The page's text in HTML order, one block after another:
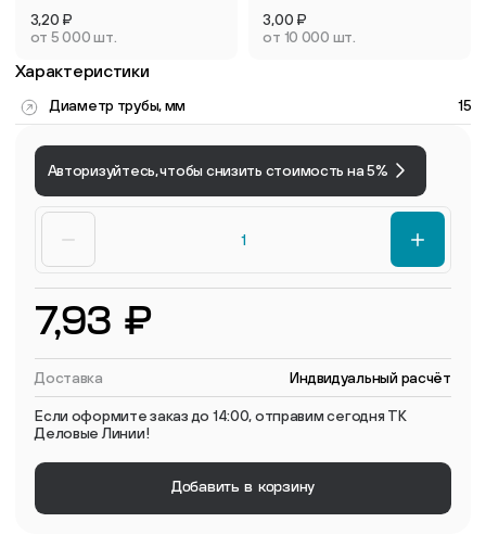
3,20 ₽
от 5 000 шт.
3,00 ₽
от 10 000 шт.
Характеристики
Диаметр трубы, мм 15
Авторизуйтесь, чтобы снизить стоимость на 5%
7,93 ₽
Доставка Индвидуальный расчёт
Если оформите заказ до 14:00, отправим сегодня ТК
Деловые Линии!
Добавить в корзину